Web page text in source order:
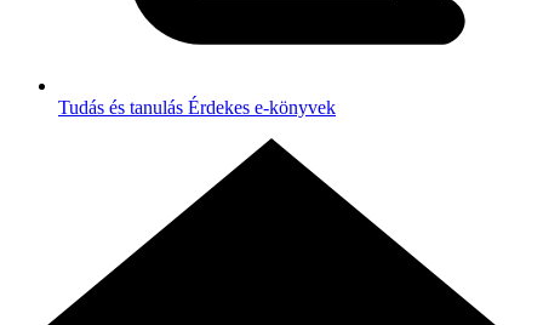
Tudás és tanulás Érdekes e-könyvek